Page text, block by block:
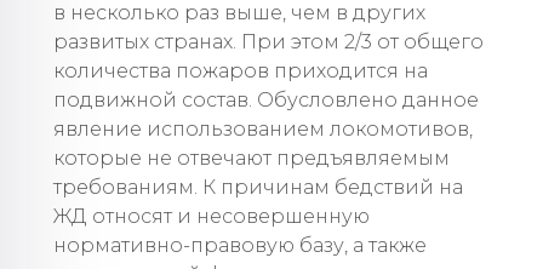
в несколько раз выше, чем в других
развитых странах. При этом 2/3 от общего
количества пожаров приходится на
подвижной состав. Обусловлено данное
явление использованием локомотивов,
которые не отвечают предъявляемым
требованиям. К причинам бедствий на
ЖД относят и несовершенную
нормативно-правовую базу, а также